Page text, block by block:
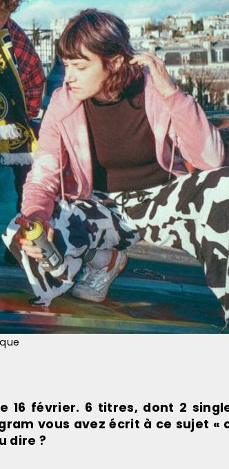
16 février. 6 titres, dont 2
vous avez écrit à ce sujet «
dire ?